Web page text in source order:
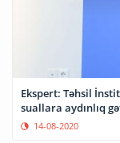
Ekspert: Təhsil
suallara aydınlıq
14-08-2020